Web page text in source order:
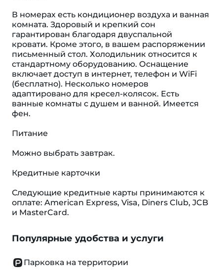
В номерах есть кондиционер воздуха и ванная
комната. Здоровый и крепкий сон
гарантирован благодаря двуспальной
кровати. Кроме этого, в вашем распоряжении
письменный стол. Холодильник относится к
стандартному оборудованию. Оснащение
включает доступ в интернет, телефон и WiFi
(бесплатно). Несколько номеров
адаптировано для кресел-колясок. Есть
ванные комнаты с душем и ванной. Имеется
фен.
Питание
Можно выбрать завтрак.
Кредитные карточки
Следующие кредитные карты принимаются к
оплате: American Express, Visa, Diners Club, JCB
и MasterCard.
Популярные удобства и услуги
Парковка на территории